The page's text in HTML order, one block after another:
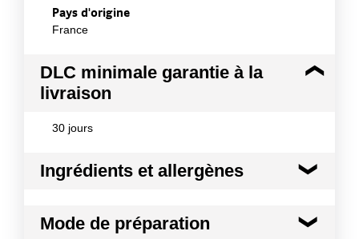
Pays d'origine
France
DLC minimale garantie à la
livraison
30 jours
Ingrédients et allergènes
eau , sucre , fructose , acidifiants (acide citrique,
Mode de préparation